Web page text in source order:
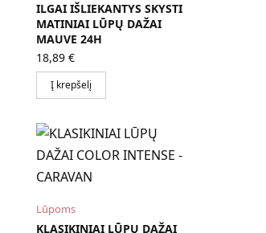
ILGAI IŠLIEKANTYS SKYSTI
MATINIAI LŪPŲ DAŽAI
MAUVE 24H
18,89€
Į krepšelį
Lūpoms
KLASIKINIAI LŪPŲ DAŽAI